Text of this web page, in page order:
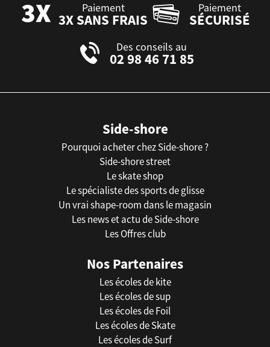
Paiement
3X SANS FRAIS
Paiement
SÉCURISÉ
Des conseils au
02 98 46 71 85
Side-shore
Pourquoi acheter chez Side-shore ?
Side-shore street
Le skate shop
Le spécialiste des sports de glisse
Un vrai shape-room dans le magasin
Les news et actu de Side-shore
Les Offres club
Nos Partenaires
Les écoles de kite
Les écoles de sup
Les écoles de Foil
Les écoles de Skate
Les écoles de Surf